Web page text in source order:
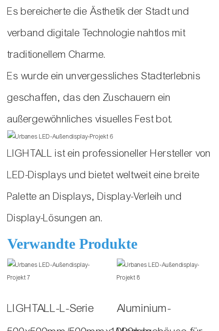
Es bereicherte die Ästhetik der Stadt und
verband digitale Technologie nahtlos mit
traditionellem Charme.
Es wurde ein unvergessliches Stadterlebnis
geschaffen, das den Zuschauern ein
außergewöhnliches visuelles Fest bot.
LIGHTALL ist ein professioneller Hersteller von
LED-Displays und bietet weltweit eine breite
Palette an Displays, Display-Verleih und
Display-Lösungen an.
Verwandte Produkte
LIGHTALL-L-Serie
Aluminium-